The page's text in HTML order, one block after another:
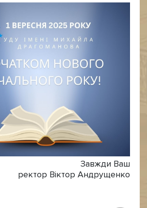
Завжди Ваш
ректор Віктор Андрущенко